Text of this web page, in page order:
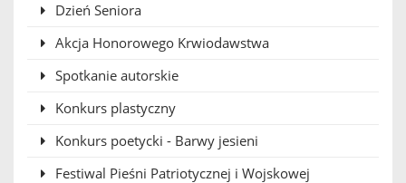
Dzień Seniora
Akcja Honorowego Krwiodawstwa
Spotkanie autorskie
Konkurs plastyczny
Konkurs poetycki - Barwy jesieni
Festiwal Pieśni Patriotycznej i Wojskowej